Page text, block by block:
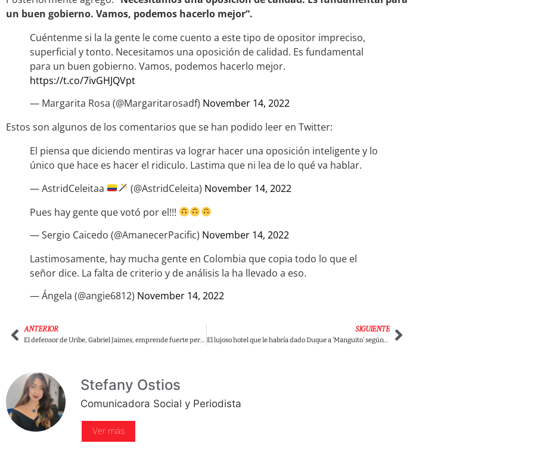
un buen gobierno. Vamos, podemos hacerlo mejor“.
Cuéntenme si la la gente le come cuento a este tipo de opositor impreciso,
superficial y tonto. Necesitamos una oposición de calidad. Es fundamental
para un buen gobierno. Vamos, podemos hacerlo mejor.
https://t.co/7ivGHJQVpt
— Margarita Rosa (@Margaritarosadf) November 14, 2022
Estos son algunos de los comentarios que se han podido leer en Twitter:
El piensa que diciendo mentiras va lograr hacer una oposición inteligente y lo
único que hace es hacer el ridiculo. Lastima que ni lea de lo qué va hablar.
— AstridCeleitaa
(@AstridCeleita) November 14, 2022
Pues hay gente que votó por el!!!
— Sergio Caicedo (@AmanecerPacific) November 14, 2022
Lastimosamente, hay mucha gente en Colombia que copia todo lo que el
señor dice. La falta de criterio y de análisis la ha llevado a eso.
— Ángela (@angie6812) November 14, 2022
ANTERIOR
El defensor de Uribe, Gabriel Jaimes, emprende fuerte persecución contra el gobernador Carlos Caicedo
SIGUIENTE
El lujoso hotel que le habría dado Duque a ‘Manguito’ según denuncia del senador Bolívar
Stefany Ostios
Comunicadora Social y Periodista
Ver más